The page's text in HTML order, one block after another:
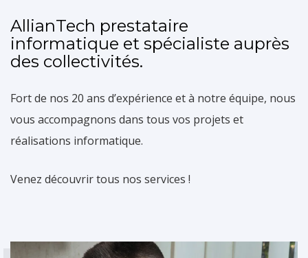
Les ransomwares sont aujourd’hui
l’ennemi n°1 des entreprises. Ils
chiffrent les fichiers et les gardent
en otage jusqu’à ce qu’une rançon
soit payée, ce qui a généralement
pour effet de perturber lourdement
affectées.
Des offres
adaptées a vos
besoins
AllianTech vous propose une
machines virtuelles,Serveur
AllianTech prestataire
informatique et spécialiste auprès
des collectivités.
Fort de nos 20 ans d’expérience et à notre équipe, nous
vous accompagnons dans tous vos projets et
réalisations informatique.
Venez découvrir tous nos services !